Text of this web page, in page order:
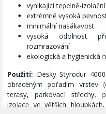
vynikající tepelně-
extrémně vysoká
minimální nasákavost
vysoká odolnost
rozmrazování
ekologická a hygienická
Použití: Desky Styrodur
obráceným pořadím vrstev
terasy, parkovací střechy,
izolace ve větších